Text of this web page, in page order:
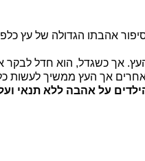
אהבתו הגדולה של עץ כלפי
אך כשגדל, הוא חדל לבקר
אך העץ ממשיך לעשות כל
על אהבה ללא תנאי